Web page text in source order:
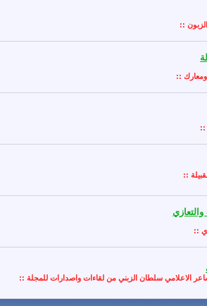
::
::
::
::
::
الاعلامي سلطان الزبني من لقاءات واصدارات للمجلة ::